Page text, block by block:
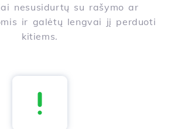
nesusidurtų su rašymo ar
ir galėtų lengvai jį perduoti
kitiems.